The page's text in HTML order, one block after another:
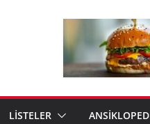
LİSTELER